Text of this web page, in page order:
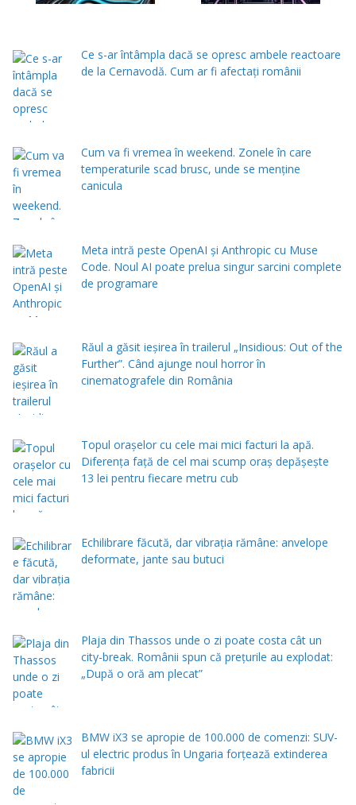
Ce s-ar întâmpla dacă se opresc ambele reactoare
de la Cernavodă. Cum ar fi afectați românii
Cum va fi vremea în weekend. Zonele în care
temperaturile scad brusc, unde se menţine
canicula
Meta intră peste OpenAI și Anthropic cu Muse
Code. Noul AI poate prelua singur sarcini complete
de programare
Răul a găsit ieșirea în trailerul „Insidious: Out of the
Further”. Când ajunge noul horror în
cinematografele din România
Topul orașelor cu cele mai mici facturi la apă.
Diferența față de cel mai scump oraș depășește
13 lei pentru fiecare metru cub
Echilibrare făcută, dar vibrația rămâne: anvelope
deformate, jante sau butuci
Plaja din Thassos unde o zi poate costa cât un
city-break. Românii spun că prețurile au explodat:
„După o oră am plecat”
BMW iX3 se apropie de 100.000 de comenzi: SUV-
ul electric produs în Ungaria forțează extinderea
fabricii